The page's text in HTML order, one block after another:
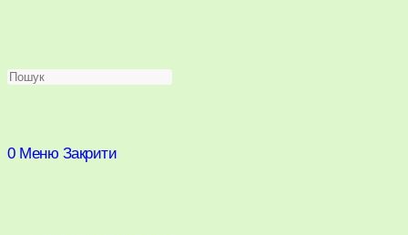
0 Меню Закрити